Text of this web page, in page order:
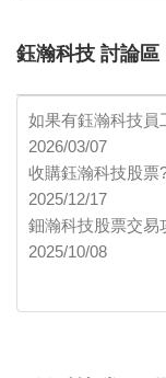
鈺瀚科技 討論區
如果有鈺瀚科技員
2026/03/07
收購鈺瀚科技股票
2025/12/17
鈿瀚科技股票交易
2025/10/08